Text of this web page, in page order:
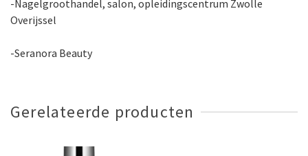
-Nagelgroothandel, salon, opleidingscentrum Zwolle
Overijssel
-Seranora Beauty
Gerelateerde producten